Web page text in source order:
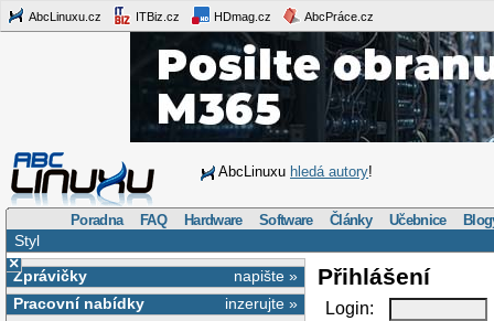
AbcLinuxu.cz ITBiz.cz HDmag.cz AbcPráce.cz
AbcLinuxu hledá autory!
Poradna FAQ Hardware Software Články Učebnice
Styl
×
napište »
Zprávičky
inzerujte »
Pracovní nabídky
Přihlášení
Login: